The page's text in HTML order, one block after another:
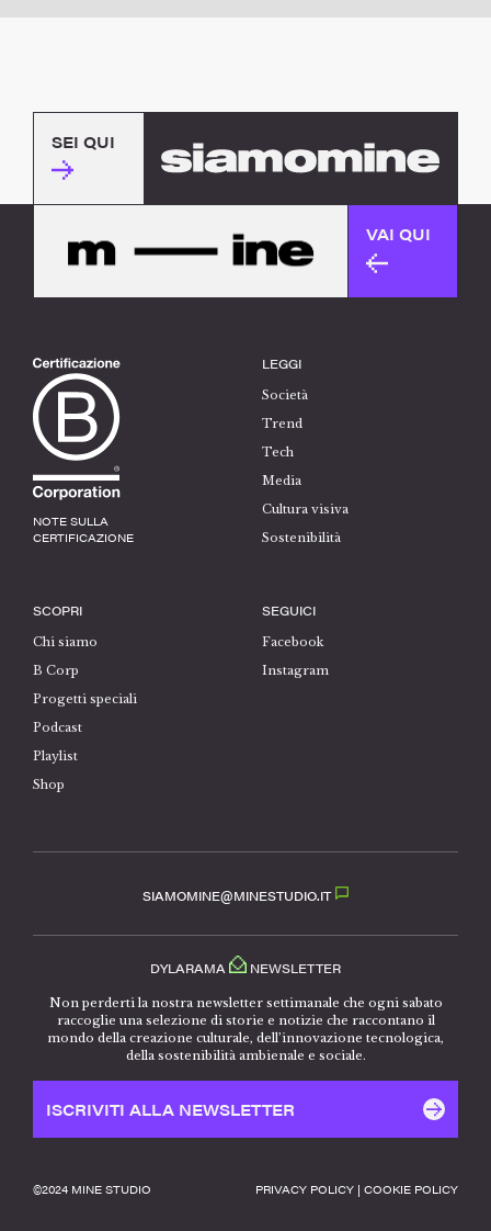
SEI QUI
VAI QUI
NOTE SULLA
CERTIFICAZIONE
LEGGI
Società
Trend
Tech
Media
Cultura visiva
Sostenibilità
SCOPRI
Chi siamo
B Corp
Progetti speciali
Podcast
Playlist
Shop
SEGUICI
Facebook
Instagram
SIAMOMINE@MINESTUDIO.IT
DYLARAMA NEWSLETTER
Non perderti la nostra newsletter settimanale che ogni sabato
raccoglie una selezione di storie e notizie che raccontano il
mondo della creazione culturale, dell’innovazione tecnologica,
della sostenibilità ambienale e sociale.
ISCRIVITI ALLA NEWSLETTER
©️2024 MINE STUDIO PRIVACY POLICY | COOKIE POLICY